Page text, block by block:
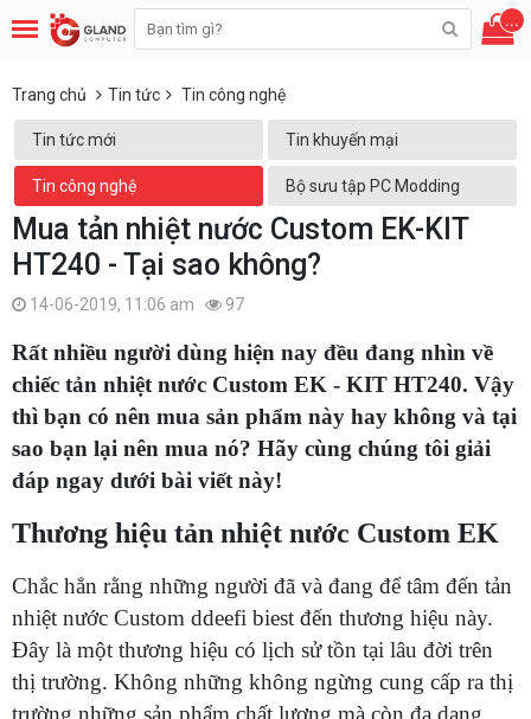
...
Trang chủ Tin tức Tin công nghệ
Tin tức mới Tin khuyến mại
Tin công nghệ Bộ sưu tập PC Modding
Mua tản nhiệt nước Custom EK-KIT
HT240 - Tại sao không?
14-06-2019, 11:06 am 97
Rất nhiều người dùng hiện nay đều đang nhìn về
chiếc tản nhiệt nước Custom EK - KIT HT240. Vậy
thì bạn có nên mua sản phẩm này hay không và tại
sao bạn lại nên mua nó? Hãy cùng chúng tôi giải
đáp ngay dưới bài viết này!
Thương hiệu tản nhiệt nước Custom EK
Chắc hẳn rằng những người đã và đang để tâm đến tản
nhiệt nước Custom ddeefi biest đến thương hiệu này.
Đây là một thương hiệu có lịch sử tồn tại lâu đời trên
thị trường. Không những không ngừng cung cấp ra thị
trường những sản phẩm chất lượng mà còn đa dạng